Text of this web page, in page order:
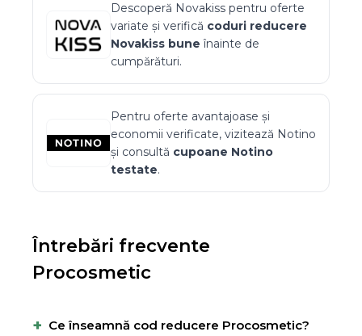
Descoperă Novakiss pentru oferte
variate și verifică coduri reducere
Novakiss bune înainte de
cumpărături.
Pentru oferte avantajoase și
economii verificate, vizitează Notino
și consultă cupoane Notino
testate.
Întrebări frecvente
Procosmetic
+ Ce înseamnă cod reducere Procosmetic?